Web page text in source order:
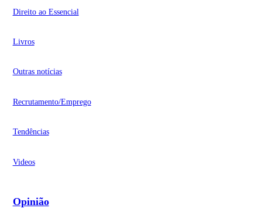
Direito ao Essencial
Livros
Outras notícias
Recrutamento/Emprego
Tendências
Videos
Opinião